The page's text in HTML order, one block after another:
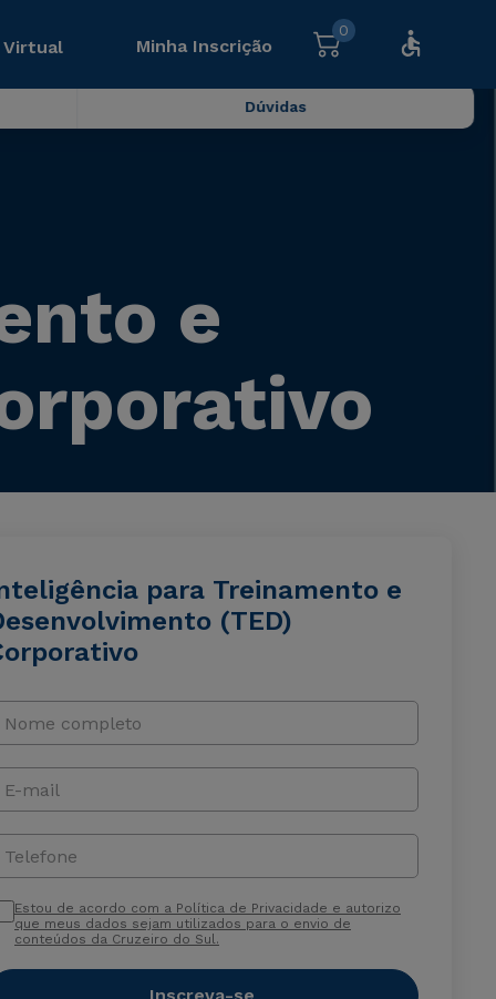
Virtual Minha Inscrição
0
Dúvidas
e
para Treinamento e
(TED)
Nome completo
E-mail
Telefone
Estou de acordo com a Política de Privacidade e autorizo
que meus dados sejam utilizados para o envio de
conteúdos da Cruzeiro do Sul.